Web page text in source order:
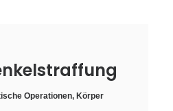
Operationen, Körper